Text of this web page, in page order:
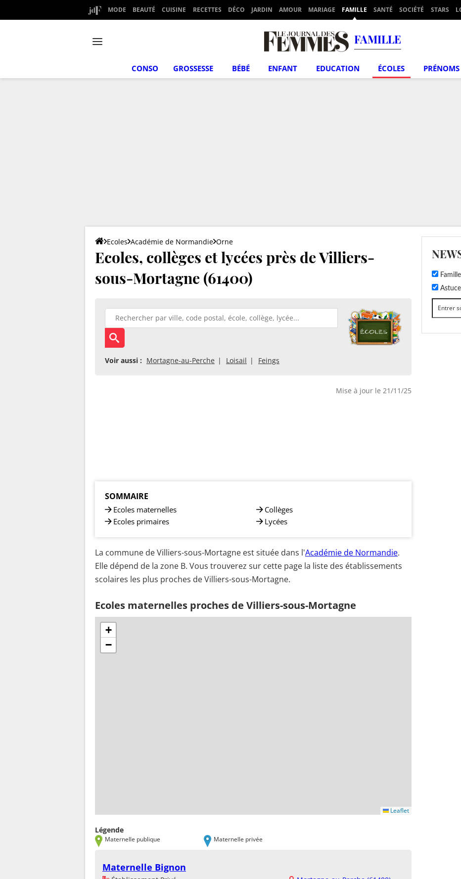
MODE BEAUTÉ CUISINE RECETTES DÉCO JARDIN AMOUR MARIAGE FAMILLE SANTÉ SOCIÉTÉ STARS
FAMILLE
CONSO GROSSESSE BÉBÉ ENFANT EDUCATION ÉCOLES PRÉNOMS
Ecoles Académie de Normandie Orne
Ecoles, collèges et lycées près de Villiers-
sous-Mortagne (61400)
Voir aussi : Mortagne-au-Perche Loisail Feings
Mise à jour le 21/11/25
SOMMAIRE
Ecoles maternelles
Ecoles primaires
Collèges
Lycées
La commune de Villiers-sous-Mortagne est située dans l'Académie de Normandie.
Elle dépend de la zone B. Vous trouverez sur cette page la liste des établissements
scolaires les plus proches de Villiers-sous-Mortagne.
Ecoles maternelles proches de Villiers-sous-Mortagne
+
−
Leaflet
Légende
Maternelle publique Maternelle privée
Maternelle Bignon
Famille